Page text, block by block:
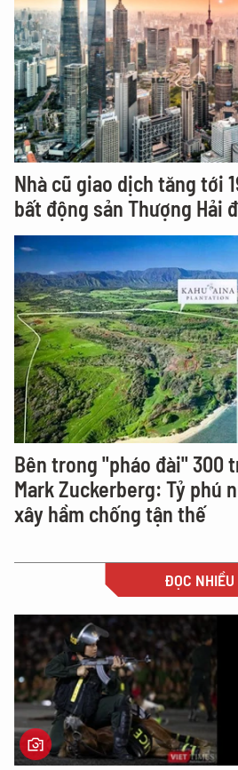
Nhà cũ giao dịch tăng tới
bất động sản Thượng Hải
Bên trong "pháo đài" 300
Mark Zuckerberg: Tỷ phú
xây hầm chống tận thế
ĐỌC NHIỀU